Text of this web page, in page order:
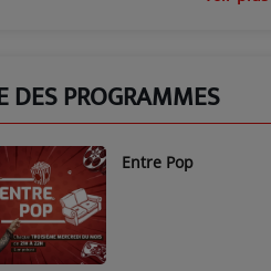
DES PROGRAMMES
Entre Pop